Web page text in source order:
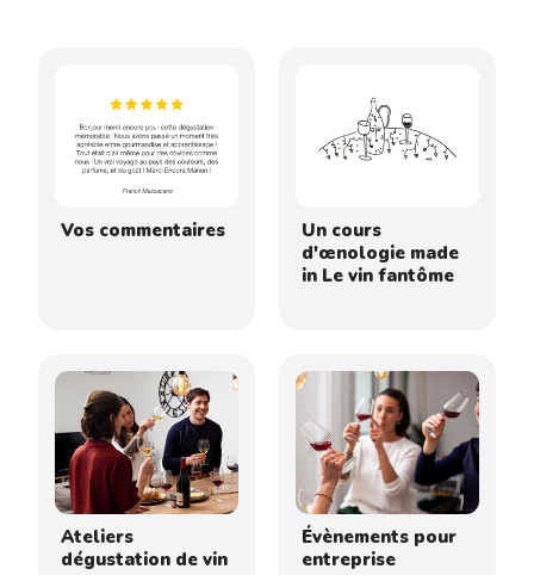
Vos commentaires
Un cours
d'œnologie made
in Le vin fantôme
Ateliers
dégustation de vin
Évènements pour
entreprise